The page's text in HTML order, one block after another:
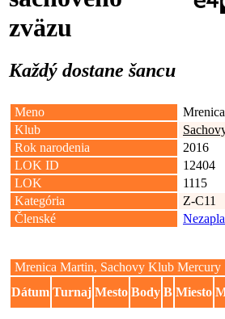
zväzu
Každý dostane šancu
Meno
Klub
Rok narodenia
2016
LOK ID
12404
LOK
1115
Kategória
Z-C11
Členské
Mrenica Martin, Sachovy Klub Mercury
Dátum Turnaj Mesto Body B Miesto